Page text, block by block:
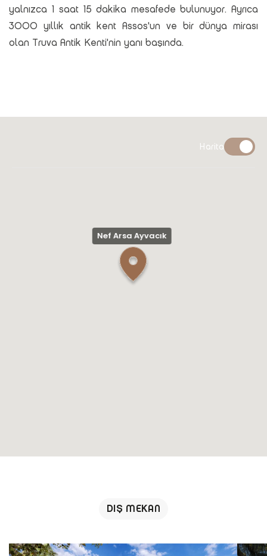
yalnızca 1 saat 15 dakika mesafede bulunuyor. Ayrıca
3000 yıllık antik kent Assos'un ve bir dünya mirası
olan Truva Antik Kenti'nin yanı başında.
Harita
Nef Arsa Ayvacık
DIŞ MEKAN